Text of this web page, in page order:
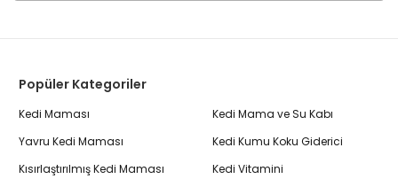
Popüler Kategoriler
Kedi Maması
Yavru Kedi Maması
Kısırlaştırılmış Kedi Maması
Kedi Mama ve Su Kabı
Kedi Kumu Koku Giderici
Kedi Vitamini